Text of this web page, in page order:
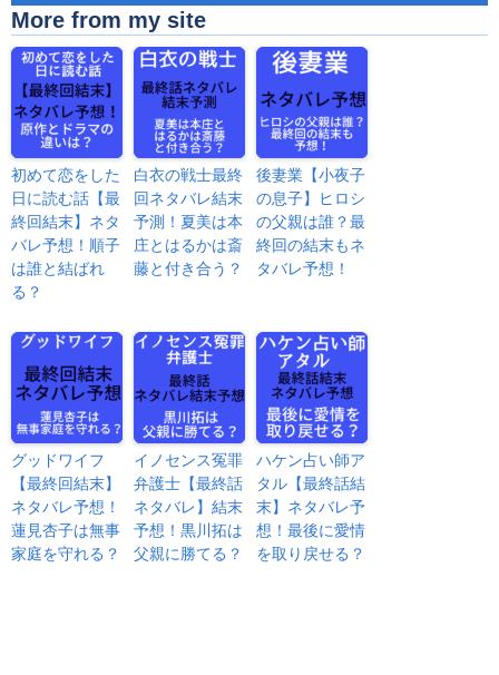
More from my site
初めて恋をした
日に読む話【最
終回結末】ネタ
バレ予想！順子
は誰と結ばれ
る？
白衣の戦士最終
回ネタバレ結末
予測！夏美は本
庄とはるかは斎
藤と付き合う？
後妻業【小夜子
の息子】ヒロシ
の父親は誰？最
終回の結末もネ
タバレ予想！
グッドワイフ
【最終回結末】
ネタバレ予想！
蓮見杏子は無事
家庭を守れる？
イノセンス冤罪
弁護士【最終話
ネタバレ】結末
予想！黒川拓は
父親に勝てる？
ハケン占い師ア
タル【最終話結
末】ネタバレ予
想！最後に愛情
を取り戻せる？